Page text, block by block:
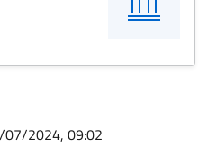
07/2024, 09:02